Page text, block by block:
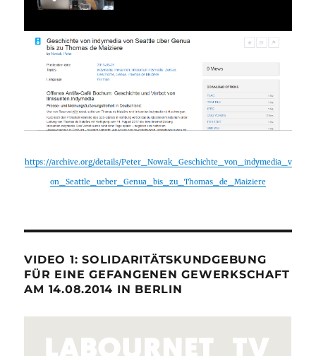
https://archive.org/details/Peter_Nowak_Geschichte_von_indymedia_v
on_Seattle_ueber_Genua_bis_zu_Thomas_de_Maiziere
VIDEO 1: SOLIDARITÄTSKUNDGEBUNG
FÜR EINE GEFANGENEN GEWERKSCHAFT
AM 14.08.2014 IN BERLIN